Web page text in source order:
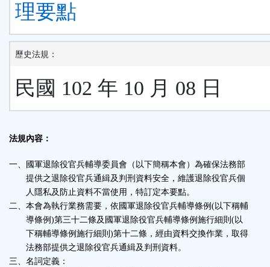
理要點
歷史法規：
民國 102 年 10 月 08 日
法規內容：
一、國軍退除役官兵輔導委員會（以下簡稱本會）為確保法務部
提供之退除役官兵通緝及判刑資料安全，維護退除役官兵個
人隱私及防止資料不當使用，特訂定本要點。
二、本會為執行業務需要，依國軍退除役官兵輔導條例(以下稱輔
導條例)第三十二條及國軍退除役官兵輔導條例施行細則 (以
下稱輔導條例施行細則 )第十二條，經由資料交換作業，取得
法務部提供之退除役官兵通緝及判刑資料。
三、名詞定義：